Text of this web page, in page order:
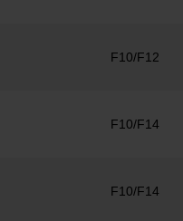
F10/F12
F10/F14
F10/F14